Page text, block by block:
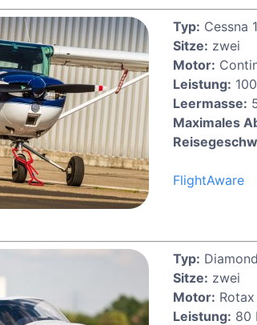
Typ: Cessna
Sitze: zwei
Motor:
Leistung:
Leermasse:
Maximales
FlightAware
Typ:
Sitze: zwei
Motor:
Leistung: 80